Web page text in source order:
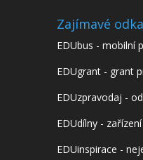
Zajímavé
EDUbus - mobilní
EDUgrant - grant
EDUzpravodaj -
EDUdílny -
EDUinspirace -